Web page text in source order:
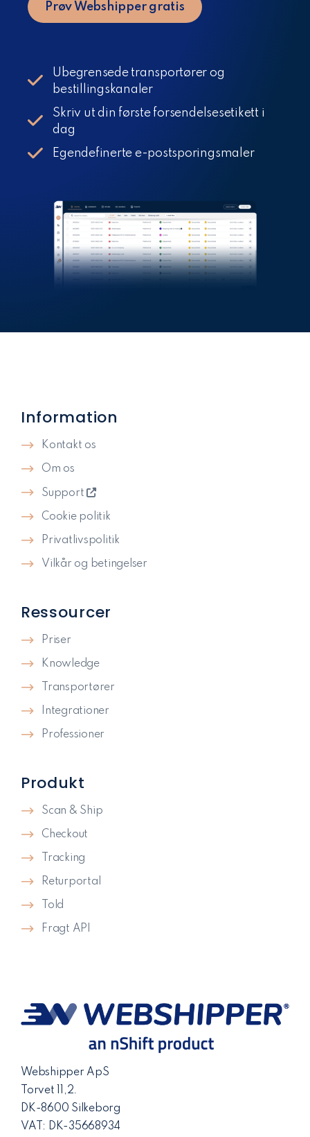
Prøv Webshipper gratis
Ubegrensede transportører og
bestillingskanaler
Skriv ut din første forsendelsesetikett i
dag
Egendefinerte e-postsporingsmaler
Webshipper ApS
Torvet 11,2.
DK-8600 Silkeborg
VAT: DK-35668934
Produkt
Scan & Ship
Checkout
Tracking
Returportal
Told
Fragt API
Ressourcer
Priser
Knowledge
Transportører
Integrationer
Professioner
Information
Kontakt os
Om os
Support
Cookie politik
Privatlivspolitik​
Vilkår og betingelser